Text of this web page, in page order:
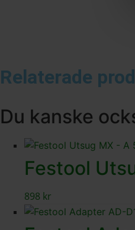
Relaterade
Du kanske
Festool
898 kr